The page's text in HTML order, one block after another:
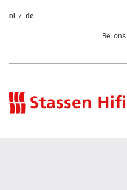
nl de
Bel ons